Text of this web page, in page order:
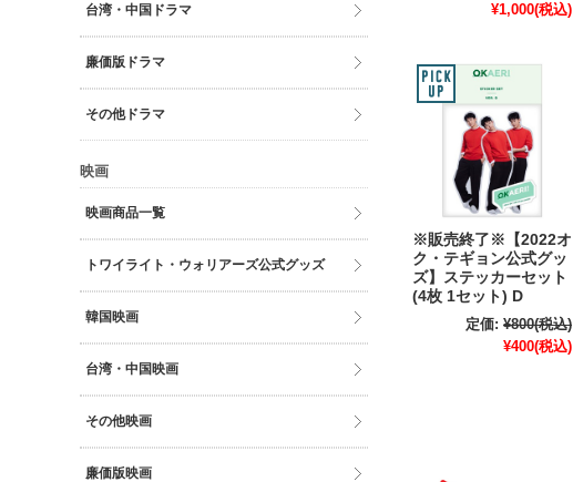
¥1,000(税込)
※販売終了※【2022オ
ク・テギョン公式グッ
ズ】ステッカーセット
(4枚 1セット) D
定価: ¥800(税込)
¥400(税込)
台湾・中国ドラマ
廉価版ドラマ
その他ドラマ
映画
映画商品一覧
トワイライト・ウォリアーズ公式グッズ
韓国映画
台湾・中国映画
その他映画
廉価版映画